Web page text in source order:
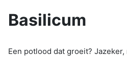
Basilicum
Een potlood dat groeit?